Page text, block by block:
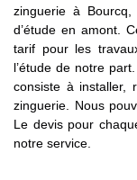
zinguerie à
d’étude en amont.
tarif pour les
l’étude de notre
consiste à installer,
zinguerie. Nous
Le devis pour
notre service.